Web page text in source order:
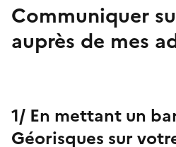
Communiquer
auprès de mes
1/ En mettant un
Géorisques sur